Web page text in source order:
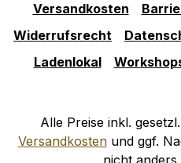
Versandkosten
Widerrufsrecht
Ladenlokal
Alle Preise inkl.
Versandkostenund ggf.
nicht anders